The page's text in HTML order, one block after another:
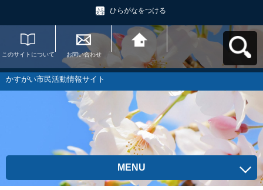
ひらがなをつける
このサイトについて お問い合わせ
かすがい市民活動情
報サイトへ戻る
かすがい市民活動情報サイト
MENU